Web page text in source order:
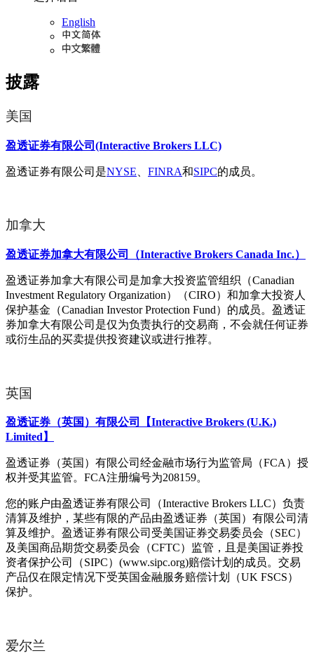
English
披露
美国
盈透证券有限公司(Interactive Brokers LLC)
盈透证券有限公司是NYSE FINRA和SIPC的成员。
加拿大
盈透证券加拿大有限公司（Interactive Brokers Canada Inc.）
盈透证券加拿大有限公司是加拿大投资监管组织（Canadian
Investment Regulatory Organization）（CIRO）和加拿大投资人
保护基金（Canadian Investor Protection Fund）的成员。盈透证
券加拿大有限公司是仅为负责执行的交易商，不会就任何证券
或衍生品的买卖提供投资建议或进行推荐。
英国
盈透证券（英国）有限公司【Interactive Brokers (U.K.)
Limited】
盈透证券（英国）有限公司经金融市场行为监管局（FCA）授
权并受其监管。FCA注册编号为208159。
您的账户由盈透证券有限公司（Interactive Brokers LLC）负责
清算及维护，某些有限的产品由盈透证券（英国）有限公司清
算及维护。盈透证券有限公司受美国证券交易委员会（SEC）
及美国商品期货交易委员会（CFTC）监管，且是美国证券投
资者保护公司（SIPC）(www.sipc.org)赔偿计划的成员。交易
产品仅在限定情况下受英国金融服务赔偿计划（UK FSCS）
保护。
爱尔兰